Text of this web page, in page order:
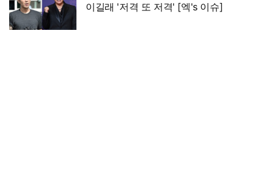
이길래 '저격 또 저격' [엑's 이슈]